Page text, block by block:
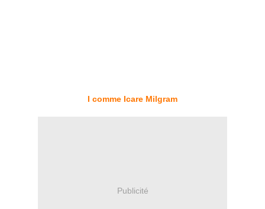
I comme Icare Milgram
Publicité